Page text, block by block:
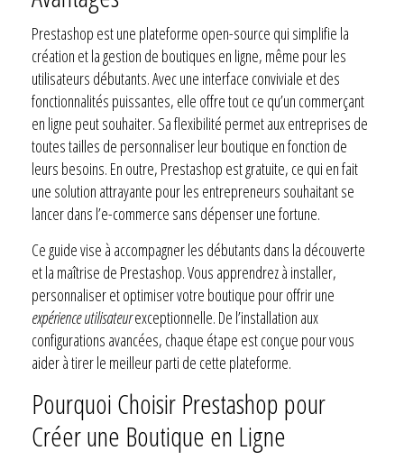
Prestashop est une plateforme open-source qui simplifie la
création et la gestion de boutiques en ligne, même pour les
utilisateurs débutants. Avec une interface conviviale et des
fonctionnalités puissantes, elle offre tout ce qu’un commerçant
en ligne peut souhaiter. Sa flexibilité permet aux entreprises de
toutes tailles de personnaliser leur boutique en fonction de
leurs besoins. En outre, Prestashop est gratuite, ce qui en fait
une solution attrayante pour les entrepreneurs souhaitant se
lancer dans l’e-commerce sans dépenser une fortune.
Ce guide vise à accompagner les débutants dans la découverte
et la maîtrise de Prestashop. Vous apprendrez à installer,
personnaliser et optimiser votre boutique pour offrir une
expérience utilisateurexceptionnelle. De l’installation aux
configurations avancées, chaque étape est conçue pour vous
aider à tirer le meilleur parti de cette plateforme.
Pourquoi Choisir Prestashop pour
Créer une Boutique en Ligne